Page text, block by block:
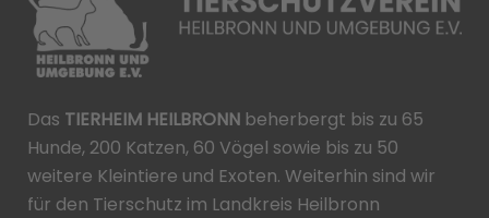
Das TIERHEIM HEILBRONN beherbergt bis zu 65
Hunde, 200 Katzen, 60 Vögel sowie bis zu 50
weitere Kleintiere und Exoten. Weiterhin sind wir
für den Tierschutz im Landkreis Heilbronn